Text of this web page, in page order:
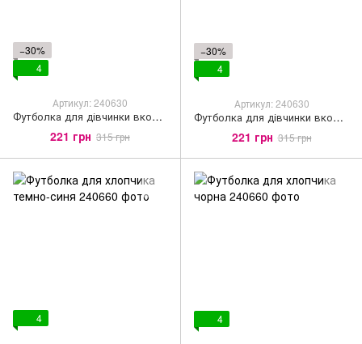
−30%
4
Артикул: 240630
Футболка для дівчинки вкорочена оверсайз світло-бежевого кольору
221 грн 315 грн
−30%
4
Артикул: 240630
Футболка для дівчинки вкорочена оверсайз чорного кольору
221 грн 315 грн
4 4